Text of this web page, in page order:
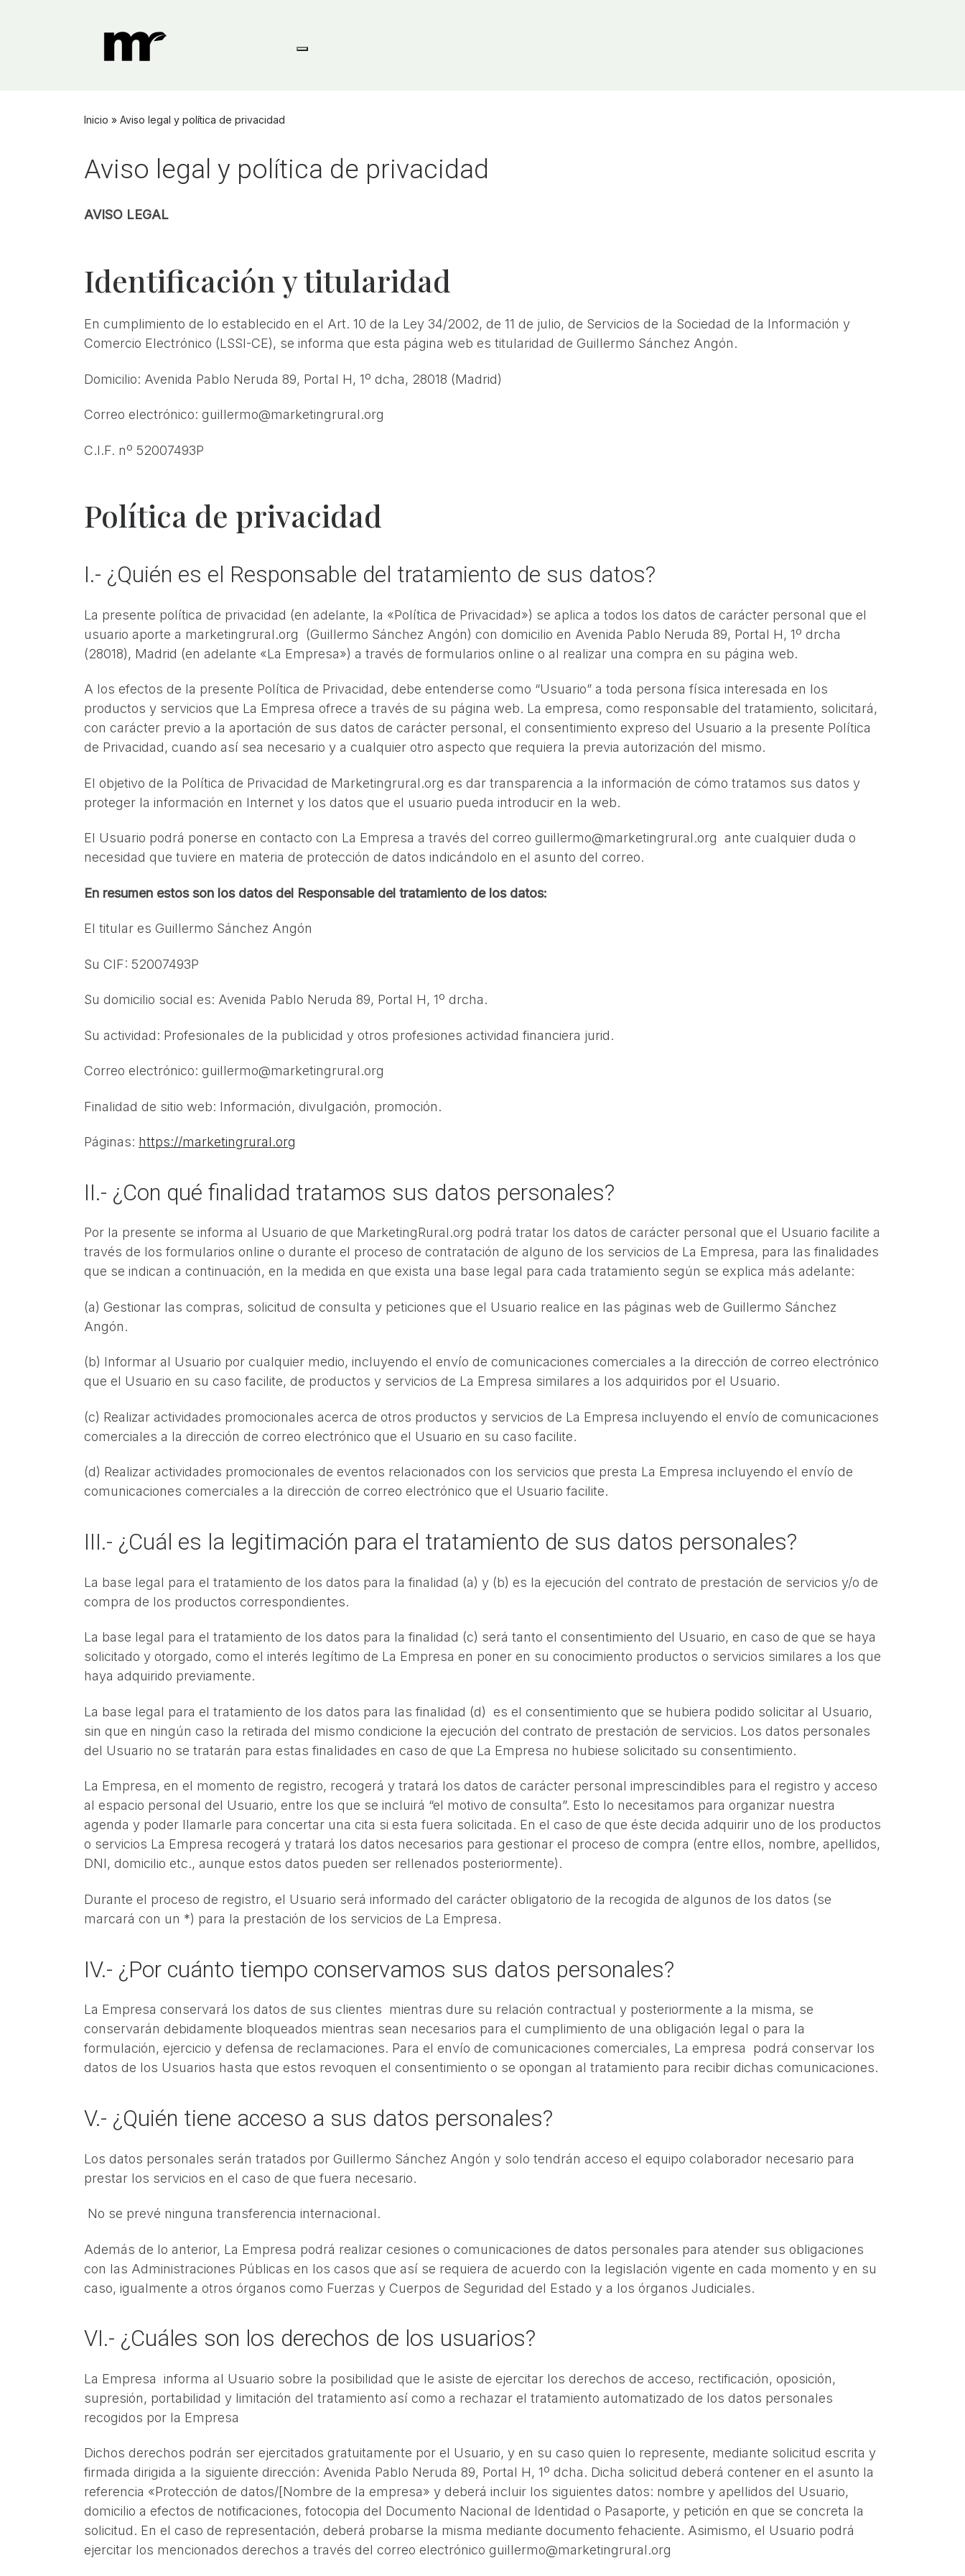
Inicio » Aviso legal y política de privacidad
Aviso legal y política de privacidad
AVISO LEGAL
Identificación y titularidad
En cumplimiento de lo establecido en el Art. 10 de la Ley 34/2002, de 11 de julio, de Servicios de la Sociedad de la Información y
Comercio Electrónico (LSSI-CE), se informa que esta página web es titularidad de Guillermo Sánchez Angón.
Domicilio: Avenida Pablo Neruda 89, Portal H, 1º dcha, 28018 (Madrid)
Correo electrónico: guillermo@marketingrural.org
C.I.F. nº 52007493P
Política de privacidad
I.- ¿Quién es el Responsable del tratamiento de sus datos?
La presente política de privacidad (en adelante, la «Política de Privacidad») se aplica a todos los datos de carácter personal que el
usuario aporte a marketingrural.org (Guillermo Sánchez Angón) con domicilio en Avenida Pablo Neruda 89, Portal H, 1º drcha
(28018), Madrid (en adelante «La Empresa») a través de formularios online o al realizar una compra en su página web.
A los efectos de la presente Política de Privacidad, debe entenderse como “Usuario” a toda persona física interesada en los
productos y servicios que La Empresa ofrece a través de su página web. La empresa, como responsable del tratamiento, solicitará,
con carácter previo a la aportación de sus datos de carácter personal, el consentimiento expreso del Usuario a la presente Política
de Privacidad, cuando así sea necesario y a cualquier otro aspecto que requiera la previa autorización del mismo.
El objetivo de la Política de Privacidad de Marketingrural.org es dar transparencia a la información de cómo tratamos sus datos y
proteger la información en Internet y los datos que el usuario pueda introducir en la web.
El Usuario podrá ponerse en contacto con La Empresa a través del correo guillermo@marketingrural.org ante cualquier duda o
necesidad que tuviere en materia de protección de datos indicándolo en el asunto del correo.
En resumen estos son los datos del Responsable del tratamiento de los datos:
El titular es Guillermo Sánchez Angón
Su CIF: 52007493P
Su domicilio social es: Avenida Pablo Neruda 89, Portal H, 1º drcha.
Su actividad: Profesionales de la publicidad y otros profesiones actividad financiera jurid.
Correo electrónico: guillermo@marketingrural.org
Finalidad de sitio web: Información, divulgación, promoción.
Páginas: https://marketingrural.org
II.- ¿Con qué finalidad tratamos sus datos personales?
Por la presente se informa al Usuario de que MarketingRural.org podrá tratar los datos de carácter personal que el Usuario facilite a
través de los formularios online o durante el proceso de contratación de alguno de los servicios de La Empresa, para las finalidades
que se indican a continuación, en la medida en que exista una base legal para cada tratamiento según se explica más adelante:
(a) Gestionar las compras, solicitud de consulta y peticiones que el Usuario realice en las páginas web de Guillermo Sánchez
Angón.
(b) Informar al Usuario por cualquier medio, incluyendo el envío de comunicaciones comerciales a la dirección de correo electrónico
que el Usuario en su caso facilite, de productos y servicios de La Empresa similares a los adquiridos por el Usuario.
(c) Realizar actividades promocionales acerca de otros productos y servicios de La Empresa incluyendo el envío de comunicaciones
comerciales a la dirección de correo electrónico que el Usuario en su caso facilite.
(d) Realizar actividades promocionales de eventos relacionados con los servicios que presta La Empresa incluyendo el envío de
comunicaciones comerciales a la dirección de correo electrónico que el Usuario facilite.
III.- ¿Cuál es la legitimación para el tratamiento de sus datos personales?
La base legal para el tratamiento de los datos para la finalidad (a) y (b) es la ejecución del contrato de prestación de servicios y/o de
compra de los productos correspondientes.
La base legal para el tratamiento de los datos para la finalidad (c) será tanto el consentimiento del Usuario, en caso de que se haya
solicitado y otorgado, como el interés legítimo de La Empresa en poner en su conocimiento productos o servicios similares a los que
haya adquirido previamente.
La base legal para el tratamiento de los datos para las finalidad (d) es el consentimiento que se hubiera podido solicitar al Usuario,
sin que en ningún caso la retirada del mismo condicione la ejecución del contrato de prestación de servicios. Los datos personales
del Usuario no se tratarán para estas finalidades en caso de que La Empresa no hubiese solicitado su consentimiento.
La Empresa, en el momento de registro, recogerá y tratará los datos de carácter personal imprescindibles para el registro y acceso
al espacio personal del Usuario, entre los que se incluirá “el motivo de consulta”. Esto lo necesitamos para organizar nuestra
agenda y poder llamarle para concertar una cita si esta fuera solicitada. En el caso de que éste decida adquirir uno de los productos
o servicios La Empresa recogerá y tratará los datos necesarios para gestionar el proceso de compra (entre ellos, nombre, apellidos,
DNI, domicilio etc., aunque estos datos pueden ser rellenados posteriormente).
Durante el proceso de registro, el Usuario será informado del carácter obligatorio de la recogida de algunos de los datos (se
marcará con un *) para la prestación de los servicios de La Empresa.
IV.- ¿Por cuánto tiempo conservamos sus datos personales?
La Empresa conservará los datos de sus clientes mientras dure su relación contractual y posteriormente a la misma, se
conservarán debidamente bloqueados mientras sean necesarios para el cumplimiento de una obligación legal o para la
formulación, ejercicio y defensa de reclamaciones. Para el envío de comunicaciones comerciales, La empresa podrá conservar los
datos de los Usuarios hasta que estos revoquen el consentimiento o se opongan al tratamiento para recibir dichas comunicaciones.
V.- ¿Quién tiene acceso a sus datos personales?
Los datos personales serán tratados por Guillermo Sánchez Angón y solo tendrán acceso el equipo colaborador necesario para
prestar los servicios en el caso de que fuera necesario.
No se prevé ninguna transferencia internacional.
Además de lo anterior, La Empresa podrá realizar cesiones o comunicaciones de datos personales para atender sus obligaciones
con las Administraciones Públicas en los casos que así se requiera de acuerdo con la legislación vigente en cada momento y en su
caso, igualmente a otros órganos como Fuerzas y Cuerpos de Seguridad del Estado y a los órganos Judiciales.
VI.- ¿Cuáles son los derechos de los usuarios?
La Empresa informa al Usuario sobre la posibilidad que le asiste de ejercitar los derechos de acceso, rectificación, oposición,
supresión, portabilidad y limitación del tratamiento así como a rechazar el tratamiento automatizado de los datos personales
recogidos por la Empresa
Dichos derechos podrán ser ejercitados gratuitamente por el Usuario, y en su caso quien lo represente, mediante solicitud escrita y
firmada dirigida a la siguiente dirección: Avenida Pablo Neruda 89, Portal H, 1º dcha. Dicha solicitud deberá contener en el asunto la
referencia «Protección de datos/[Nombre de la empresa» y deberá incluir los siguientes datos: nombre y apellidos del Usuario,
domicilio a efectos de notificaciones, fotocopia del Documento Nacional de Identidad o Pasaporte, y petición en que se concreta la
solicitud. En el caso de representación, deberá probarse la misma mediante documento fehaciente. Asimismo, el Usuario podrá
ejercitar los mencionados derechos a través del correo electrónico guillermo@marketingrural.org